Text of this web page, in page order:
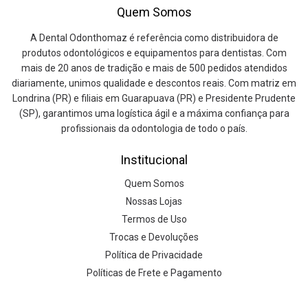
Quem Somos
A Dental Odonthomaz é referência como distribuidora de
produtos odontológicos e equipamentos para dentistas. Com
mais de 20 anos de tradição e mais de 500 pedidos atendidos
diariamente, unimos qualidade e descontos reais. Com matriz em
Londrina (PR) e filiais em Guarapuava (PR) e Presidente Prudente
(SP), garantimos uma logística ágil e a máxima confiança para
profissionais da odontologia de todo o país.
Institucional
Quem Somos
Nossas Lojas
Termos de Uso
Trocas e Devoluções
Política de Privacidade
Políticas de Frete e Pagamento